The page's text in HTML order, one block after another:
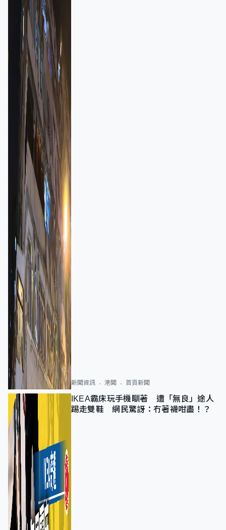
新聞資訊 港聞 首頁新聞
IKEA霸床玩手機瞓著 遭「無良」途人
踢走雙鞋 網民驚訝：冇著襪咁盡！？